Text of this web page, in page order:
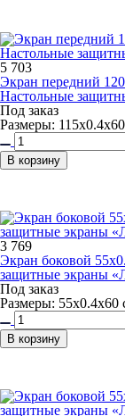
5 703
Экран передний
Настольные
Под заказ
Размеры:
В корзину
3 769
Экран боковой
защитные экраны
Под заказ
Размеры: 55х0.4х60
В корзину